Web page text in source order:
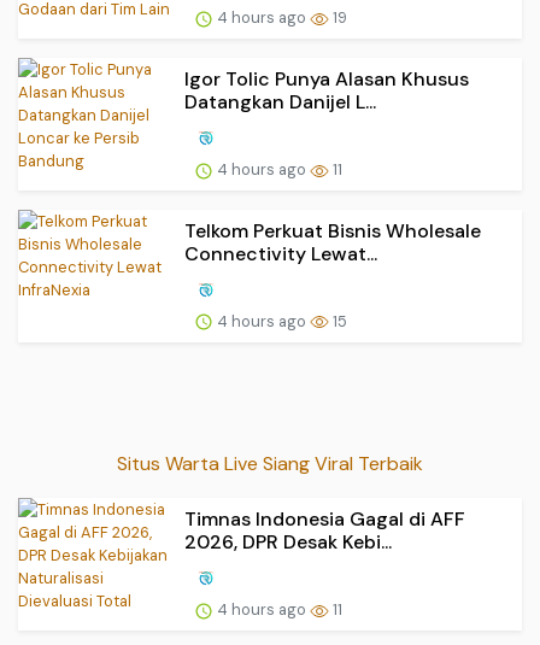
4 hours ago 19
Igor Tolic Punya Alasan Khusus
Datangkan Danijel L...
4 hours ago 11
Telkom Perkuat Bisnis Wholesale
Connectivity Lewat...
4 hours ago 15
Situs Warta Live Siang Viral Terbaik
Timnas Indonesia Gagal di AFF
2026, DPR Desak Kebi...
4 hours ago 11